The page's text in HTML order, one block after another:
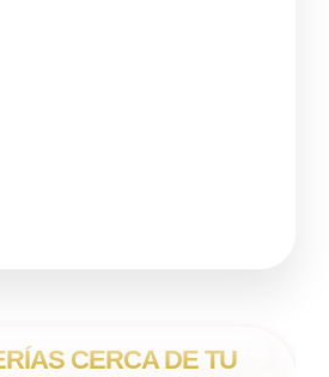
CERCA DE TU